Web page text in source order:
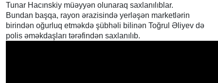
Tunar Hacınskiy müəyyən olunaraq saxlanılıblar.
Bundan başqa, rayon ərazisində yerləşən marketlərin
birindən oğurluq etməkdə şübhəli bilinən Toğrul Əliyev də
polis əməkdaşları tərəfindən saxlanılıb.